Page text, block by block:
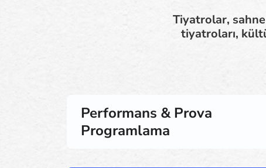
Tiyatrolar,
tiyatroları,
Performans & Prova
Programlama